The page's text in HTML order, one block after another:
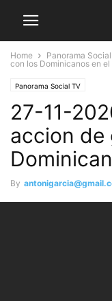
Home Panorama
con los Dominicanos en el
Panorama Social TV
27-11-
accion de
By